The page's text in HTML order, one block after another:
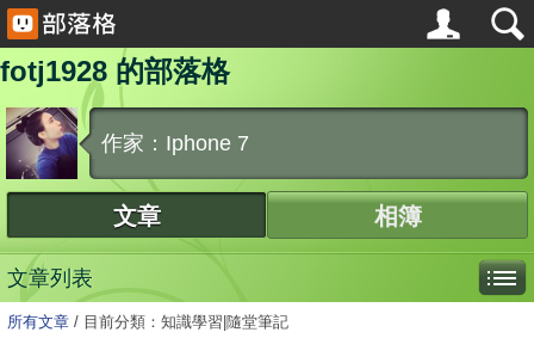
fotj1928 的部落格
作家：Iphone 7
文章 相簿
文章列表
所有文章 / 目前分類：知識學習|隨堂筆記